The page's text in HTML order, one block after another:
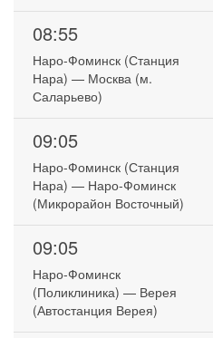
08:55
Наро-Фоминск (Станция
Нара) — Москва (м.
Саларьево)
09:05
Наро-Фоминск (Станция
Нара) — Наро-Фоминск
(Микрорайон Восточный)
09:05
Наро-Фоминск
(Поликлиника) — Верея
(Автостанция Верея)